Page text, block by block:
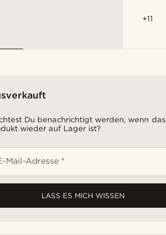
+11
Du benachrichtigt werden, wenn das
wieder auf Lager ist?
Mail-Adresse *
LASS ES MICH WISSEN